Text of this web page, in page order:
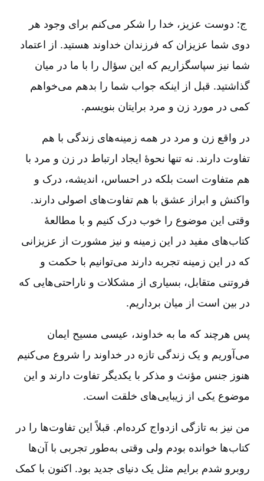
ج: دوست عزیز، خدا را شکر می‌کنم برای وجود هر
دوی شما عزیزان که فرزندان خداوند هستید. از اعتماد
شما نیز سپاسگزاریم که این سؤال را با ما در میان
گذاشتید. قبل از اینکه جواب شما را بدهم می‌خواهم
کمی در مورد زن و مرد برایتان بنویسم.
در واقع زن و مرد در همه زمینه‌های زندگی با هم
تفاوت دارند. نه تنها نحوۀ ایجاد ارتباط در زن و مرد با
هم متفاوت است بلکه در احساس، اندیشه، درک و
واکنش و ابراز عشق با هم تفاوت‌های اصولی دارند.
وقتی این موضوع را خوب درک کنیم و با مطالعۀ
کتاب‌های مفید در این زمینه و نیز مشورت از عزیزانی
که در این زمینه تجربه دارند می‌توانیم با حکمت و
فروتنی متقابل، بسیاری از مشکلات و ناراحتی‌هایی که
در بین است از میان برداریم.
پس هرچند که ما به خداوند، عیسی مسیح ایمان
می‌آوریم و یک زندگی تازه در خداوند را شروع می‌کنیم
هنوز جنس مؤنث و مذکر با یکدیگر تفاوت دارند و این
موضوع یکی از زیبایی‌های خلقت است.
من نیز به تازگی ازدواج کرده‌ام. قبلاً این تفاوت‌ها را در
کتاب‌ها خوانده‌ بودم ولی وقتی به‌طور تجربی با آن‌ها
روبرو شدم برایم مثل یک دنیای جدید بود. اکنون با کمک